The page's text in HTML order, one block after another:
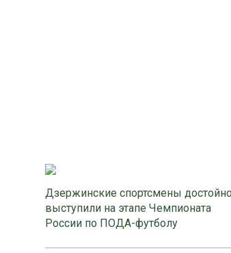
Дзержинские спортсмены достойно
выступили на этапе Чемпионата
России по ПОДА-футболу